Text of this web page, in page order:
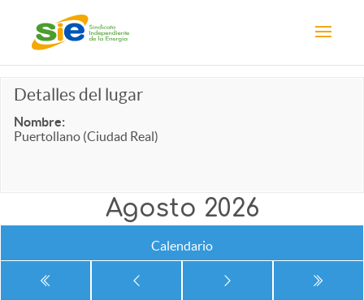
Detalles del lugar
Nombre:
Puertollano (Ciudad Real)
Agosto 2026
Calendario